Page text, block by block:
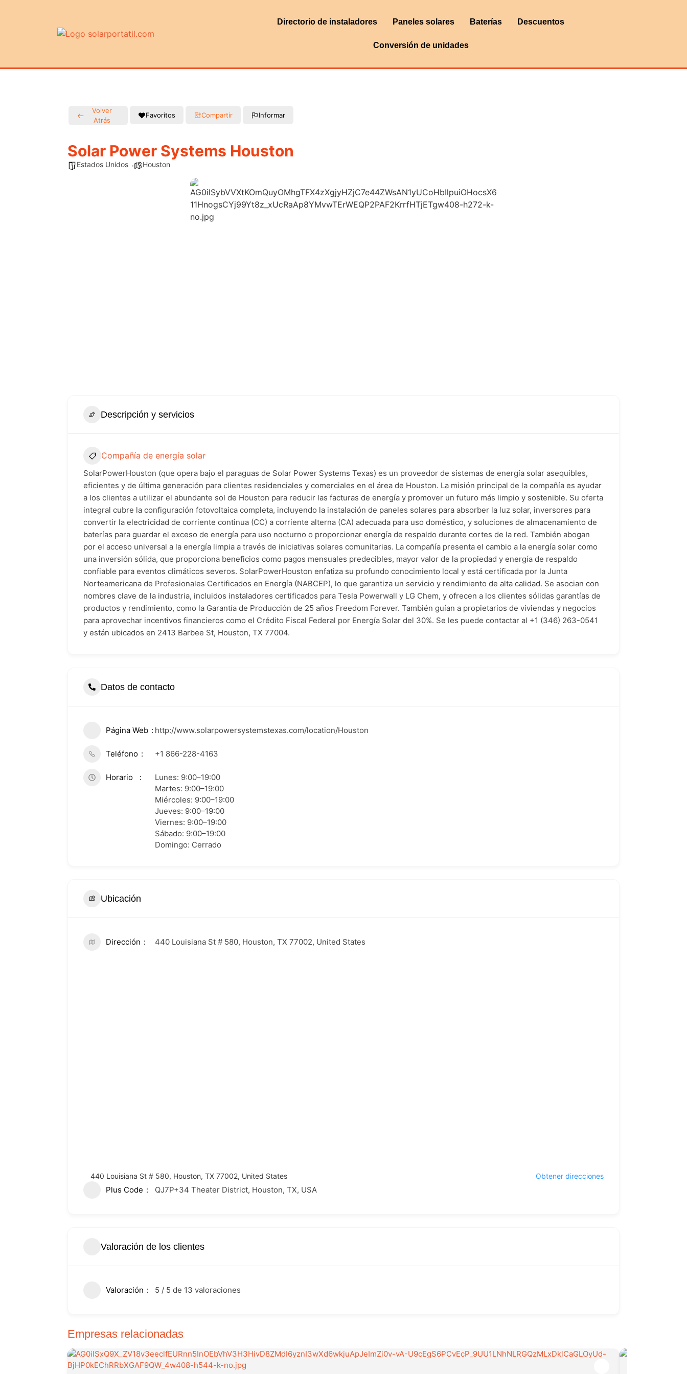
Directorio de instaladores Paneles solares Baterías Descuentos
Conversión de unidades
Volver
Atrás
Favoritos Compartir Informar
Solar Power Systems Houston
Estados Unidos Houston
Descripción y servicios
Compañía de energía solar
SolarPowerHouston (que opera bajo el paraguas de Solar Power Systems Texas) es un proveedor de sistemas de energía solar asequibles,
eficientes y de última generación para clientes residenciales y comerciales en el área de Houston. La misión principal de la compañía es ayudar
a los clientes a utilizar el abundante sol de Houston para reducir las facturas de energía y promover un futuro más limpio y sostenible. Su oferta
integral cubre la configuración fotovoltaica completa, incluyendo la instalación de paneles solares para absorber la luz solar, inversores para
convertir la electricidad de corriente continua (CC) a corriente alterna (CA) adecuada para uso doméstico, y soluciones de almacenamiento de
baterías para guardar el exceso de energía para uso nocturno o proporcionar energía de respaldo durante cortes de la red. También abogan
por el acceso universal a la energía limpia a través de iniciativas solares comunitarias. La compañía presenta el cambio a la energía solar como
una inversión sólida, que proporciona beneficios como pagos mensuales predecibles, mayor valor de la propiedad y energía de respaldo
confiable para eventos climáticos severos. SolarPowerHouston enfatiza su profundo conocimiento local y está certificada por la Junta
Norteamericana de Profesionales Certificados en Energía (NABCEP), lo que garantiza un servicio y rendimiento de alta calidad. Se asocian con
nombres clave de la industria, incluidos instaladores certificados para Tesla Powerwall y LG Chem, y ofrecen a los clientes sólidas garantías de
productos y rendimiento, como la Garantía de Producción de 25 años Freedom Forever. También guían a propietarios de viviendas y negocios
para aprovechar incentivos financieros como el Crédito Fiscal Federal por Energía Solar del 30%. Se les puede contactar al +1 (346) 263-0541
y están ubicados en 2413 Barbee St, Houston, TX 77004.
Datos de contacto
Página Web http://www.solarpowersystemstexas.com/location/Houston
Teléfono +1 866-228-4163
Horario
Lunes: 9:00–19:00
Martes: 9:00–19:00
Miércoles: 9:00–19:00
Jueves: 9:00–19:00
Viernes: 9:00–19:00
Sábado: 9:00–19:00
Domingo: Cerrado
Ubicación
Dirección 440 Louisiana St # 580, Houston, TX 77002, United States
440 Louisiana St # 580, Houston, TX 77002, United States Obtener direcciones
Plus Code QJ7P+34 Theater District, Houston, TX, USA
Valoración de los clientes
Valoración 5 / 5 de 13 valoraciones
Empresas relacionadas